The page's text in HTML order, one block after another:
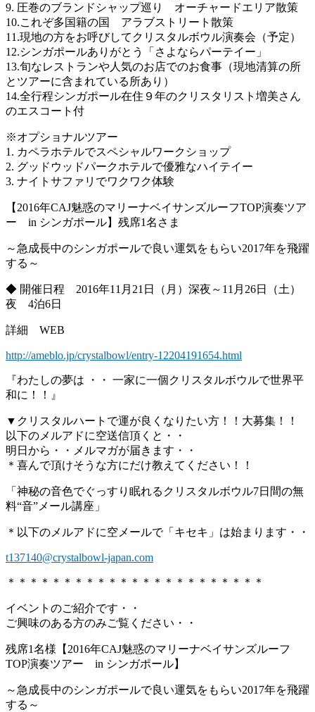
9. 圧巻のブランドシャップ巡り オーチャードエリア散策
10.これぞ多国籍の国 アラブストリート散策
11.現地の方をお呼びしてクリスタルボウル演奏会（予定）
12.シンガポールありがとう「さよならパーテイー」
13.旬なレストランや人気のお店でのお食事（現地清算の所
とツアーに含まれている所あり）
14.全行程シンガポール在住９年のクリスタリスト増美さん
のエスコート付
※オプショナルツアー
1. カペラホテルでスペシャルワークショップ
2. グッドウッドパークホテルで優雅なハイテイー
3. ナイトサファリでワクワク体験
【2016年CAJ魅惑のマリーナベイサンズルーフTOP演奏ツア
ー in シンガポール】残席1名さま
～急成長中のシンガポールで良い運気をもらい2017年を飛躍
する～
◆ 開催日程 2016年11月21日（月）深夜～11月26日（土）
夜 4泊6日
詳細 WEB
http://ameblo.jp/crystalbowl/entry-12204191654.html
『わたしの夢は ・・ 一家に一個クリスタルボウルで世界平
和に！！』
▼クリスタルハートで運が良くなりたい方！！大募集！！
以下のメルアドに空送信頂くと・・
明日から・・メルマガが届きます・・
＊喜んで頂けそうな方にだけ教えてください！！
「神秘の音色でぐっすり眠れるクリスタルボウル7日間の無
料“音”メール講座」
＊以下のメルアドに空メールで「キセキ」は始まります・・
t137140@crystalbowl-japan.com
＊＊＊＊＊＊＊＊＊＊＊＊＊＊＊＊＊＊＊＊＊＊＊
イベントのご紹介です・・
ご興味のある方のみご覧ください・・
残席1名様【2016年CAJ魅惑のマリーナベイサンズルーフ
TOP演奏ツアー in シンガポール】
～急成長中のシンガポールで良い運気をもらい2017年を飛躍
する～